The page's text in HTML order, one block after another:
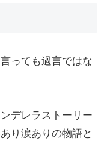
っても過言ではな
デレラストーリー
り涙ありの物語と